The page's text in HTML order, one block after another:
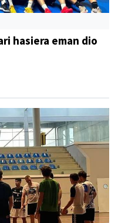
hasiera eman dio